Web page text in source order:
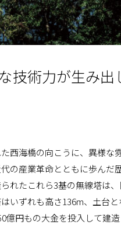
技術力が生み
西海橋の向こうに、異様
の産業革命とともに歩んだ
れたこれら3基の無線塔は
いずれも高さ136m、土台
億円もの大金を投入して建造